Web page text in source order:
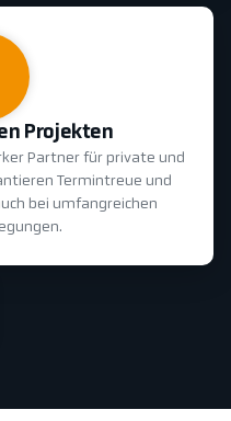
Projekten
Partner für private und
Termintreue und
bei umfangreichen